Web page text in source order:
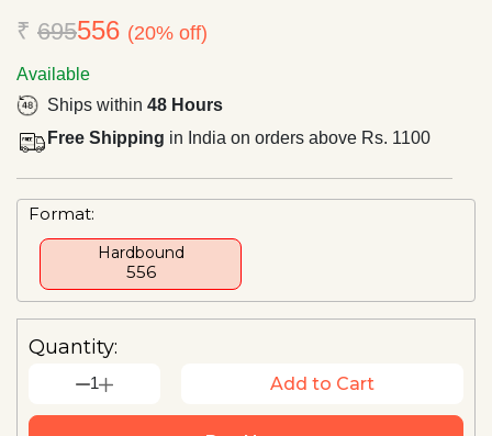
₹ 695556 (20% off)
Available
Ships within 48 Hours
Free Shipping in India on orders above Rs. 1100
Format:
Hardbound
₹556
Quantity:
1 Add to Cart